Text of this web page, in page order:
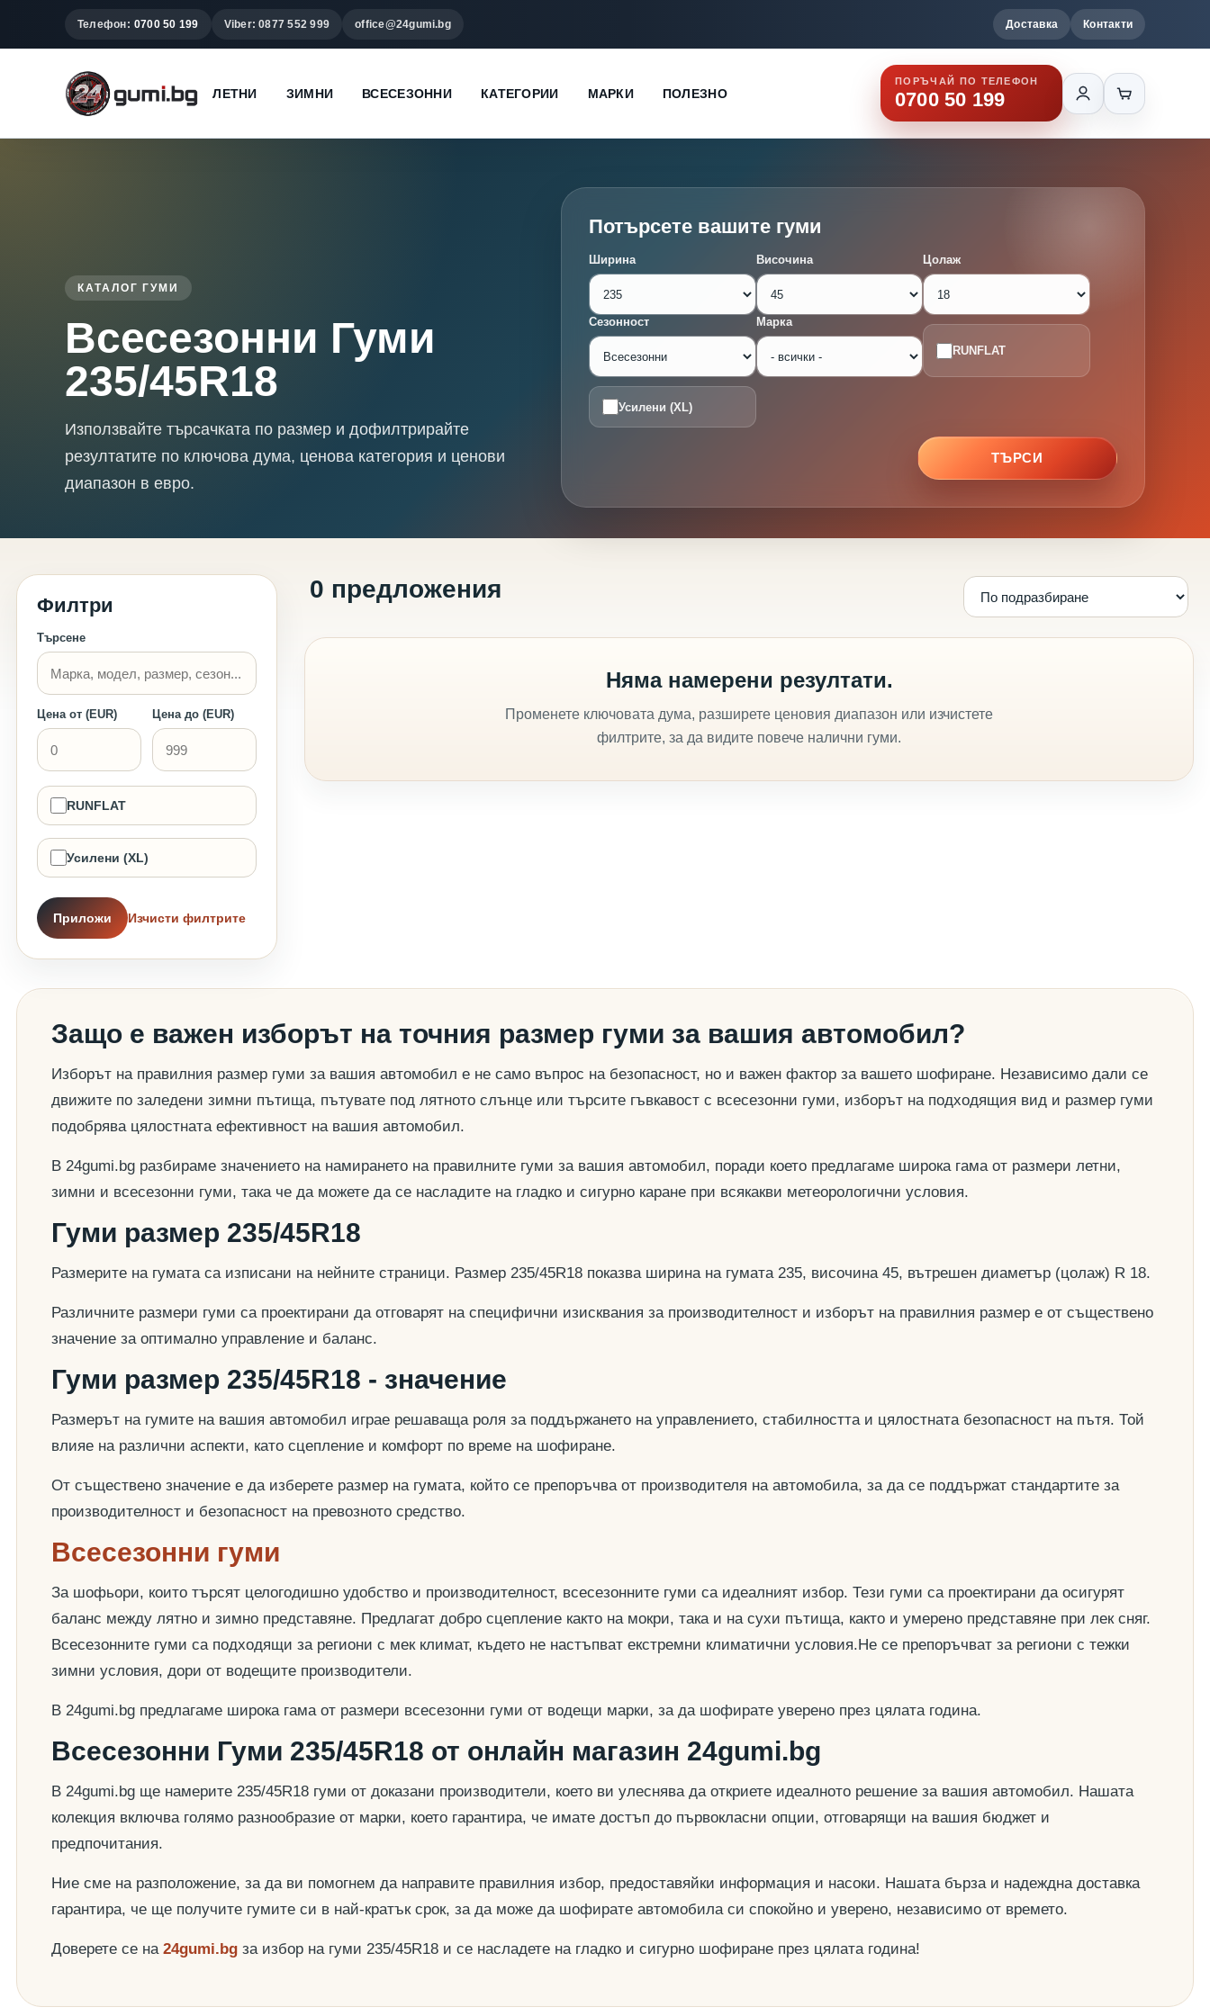
Телефон: 0700 50 199 Viber: 0877 552 999 office@24gumi.bg Доставка Контакти
ЛЕТНИ ЗИМНИ ВСЕСЕЗОННИ КАТЕГОРИИ МАРКИ ПОЛЕЗНО
ПОРЪЧАЙ ПО ТЕЛЕФОН
0700 50 199
КАТАЛОГ ГУМИ
Всесезонни Гуми
235/45R18
Използвайте търсачката по размер и дофилтрирайте
резултатите по ключова дума, ценова категория и ценови
диапазон в евро.
Потърсете вашите гуми
Ширина Височина Цолаж
Сезонност Марка
RUNFLAT
Усилени (XL)
ТЪРСИ
Филтри
Търсене
Цена от (EUR) Цена до (EUR)
RUNFLAT
Усилени (XL)
Приложи Изчисти филтрите
0 предложения
Няма намерени резултати.
Променете ключовата дума, разширете ценовия диапазон или изчистете
филтрите, за да видите повече налични гуми.
Защо е важен изборът на точния размер гуми за вашия автомобил?
Изборът на правилния размер гуми за вашия автомобил е не само въпрос на безопасност, но и важен фактор за вашето шофиране. Независимо дали се
движите по заледени зимни пътища, пътувате под лятното слънце или търсите гъвкавост с всесезонни гуми, изборът на подходящия вид и размер гуми
подобрява цялостната ефективност на вашия автомобил.
В 24gumi.bg разбираме значението на намирането на правилните гуми за вашия автомобил, поради което предлагаме широка гама от размери летни,
зимни и всесезонни гуми, така че да можете да се насладите на гладко и сигурно каране при всякакви метеорологични условия.
Гуми размер 235/45R18
Размерите на гумата са изписани на нейните страници. Размер 235/45R18 показва ширина на гумата 235, височина 45, вътрешен диаметър (цолаж) R 18.
Различните размери гуми са проектирани да отговарят на специфични изисквания за производителност и изборът на правилния размер е от съществено
значение за оптимално управление и баланс.
Гуми размер 235/45R18 - значение
Размерът на гумите на вашия автомобил играе решаваща роля за поддържането на управлението, стабилността и цялостната безопасност на пътя. Той
влияе на различни аспекти, като сцепление и комфорт по време на шофиране.
От съществено значение е да изберете размер на гумата, който се препоръчва от производителя на автомобила, за да се поддържат стандартите за
производителност и безопасност на превозното средство.
Всесезонни гуми
За шофьори, които търсят целогодишно удобство и производителност, всесезонните гуми са идеалният избор. Тези гуми са проектирани да осигурят
баланс между лятно и зимно представяне. Предлагат добро сцепление както на мокри, така и на сухи пътища, както и умерено представяне при лек сняг.
Всесезонните гуми са подходящи за региони с мек климат, където не настъпват екстремни климатични условия.Не се препоръчват за региони с тежки
зимни условия, дори от водещите производители.
В 24gumi.bg предлагаме широка гама от размери всесезонни гуми от водещи марки, за да шофирате уверено през цялата година.
Всесезонни Гуми 235/45R18 от онлайн магазин 24gumi.bg
В 24gumi.bg ще намерите 235/45R18 гуми от доказани производители, което ви улеснява да откриете идеалното решение за вашия автомобил. Нашата
колекция включва голямо разнообразие от марки, което гарантира, че имате достъп до първокласни опции, отговарящи на вашия бюджет и
предпочитания.
Ние сме на разположение, за да ви помогнем да направите правилния избор, предоставяйки информация и насоки. Нашата бърза и надеждна доставка
гарантира, че ще получите гумите си в най-кратък срок, за да може да шофирате автомобила си спокойно и уверено, независимо от времето.
Доверете се на 24gumi.bg за избор на гуми 235/45R18 и се насладете на гладко и сигурно шофиране през цялата година!